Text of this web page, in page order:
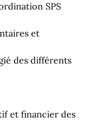
SPS
et
des différents
et financier des